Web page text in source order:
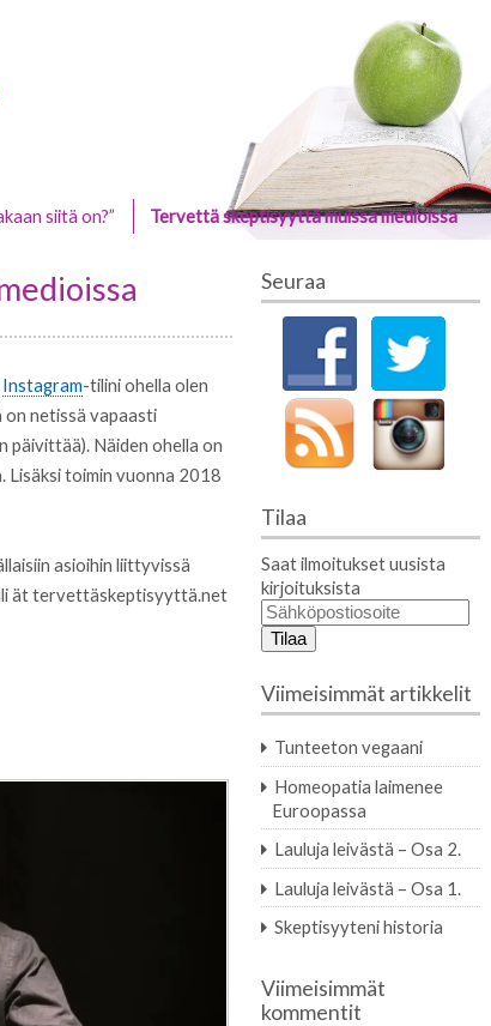
siitä on?” Tervettä skeptisyyttä muissa medioissa
Instagram-tilini ohella olen
on netissä vapaasti
päivittää). Näiden ohella on
toimin vuonna 2018
asioihin liittyvissä
ät tervettäskeptisyyttä.net
Seuraa
Tilaa
Saat ilmoitukset uusista
kirjoituksista
Sähköpostiosoite
Viimeisimmät artikkelit
Tunteeton vegaani
Homeopatia laimenee
Euroopassa
Lauluja leivästä – Osa 2.
Lauluja leivästä – Osa 1.
Skeptisyyteni historia
Viimeisimmät
kommentit